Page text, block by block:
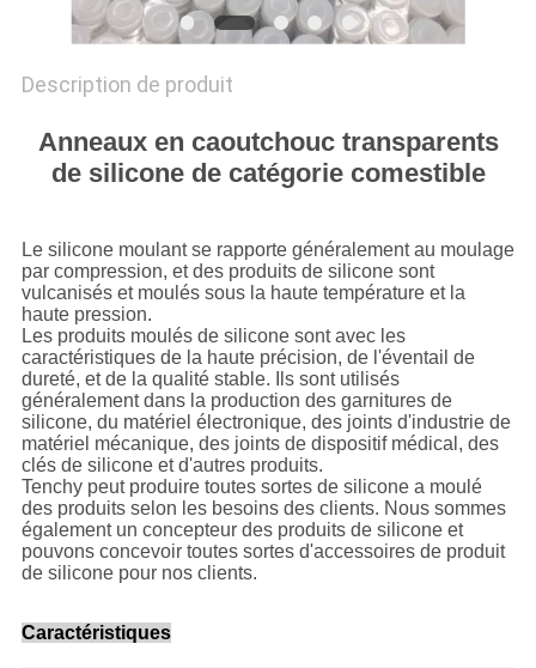
Description de produit
Anneaux en caoutchouc transparents
de silicone de catégorie comestible
Le silicone moulant se rapporte généralement au moulage
par compression, et des produits de silicone sont
vulcanisés et moulés sous la haute température et la
haute pression.
Les produits moulés de silicone sont avec les
caractéristiques de la haute précision, de l'éventail de
dureté, et de la qualité stable. Ils sont utilisés
généralement dans la production des garnitures de
silicone, du matériel électronique, des joints d'industrie de
matériel mécanique, des joints de dispositif médical, des
clés de silicone et d'autres produits.
Tenchy peut produire toutes sortes de silicone a moulé
des produits selon les besoins des clients. Nous sommes
également un concepteur des produits de silicone et
pouvons concevoir toutes sortes d'accessoires de produit
de silicone pour nos clients.
Caractéristiques